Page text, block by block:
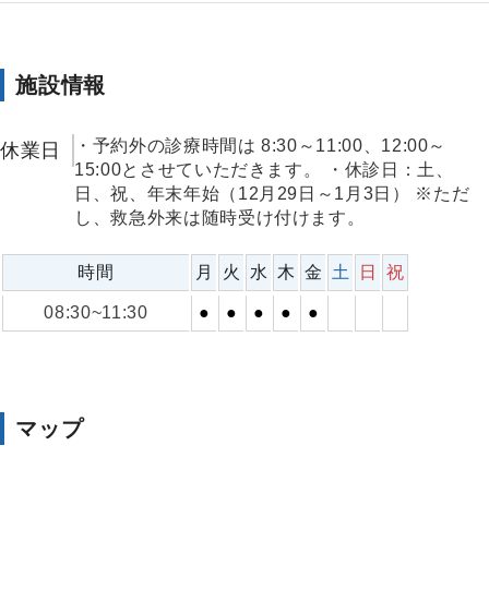
施設情報
休業日
・予約外の診療時間は 8:30～11:00、12:00～
15:00とさせていただきます。 ・休診日：土、
日、祝、年末年始（12月29日～1月3日） ※ただ
し、救急外来は随時受け付けます。
時間 月 火 水 木 金 土 日 祝
08:30~11:30 ● ● ● ● ●
マップ